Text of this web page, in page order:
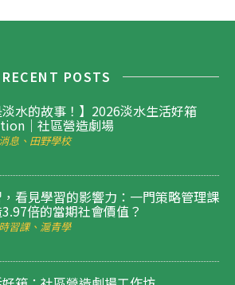
RECENT POSTS
淡水的故事！】2026淡水生活好箱
｜社區營造劇場
息、田野學校
看見學習的影響力：一門策略管理課
倍的當期社會價值？
習課、滬青學